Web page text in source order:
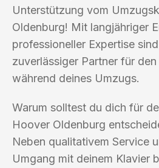
Unterstützung vom
Oldenburg! Mit langjähriger
professioneller Expertise
zuverlässiger Partner für
während deines Umzugs.
Warum solltest du dich für
Hoover Oldenburg
Neben qualitativem Service
Umgang mit deinem Klavier